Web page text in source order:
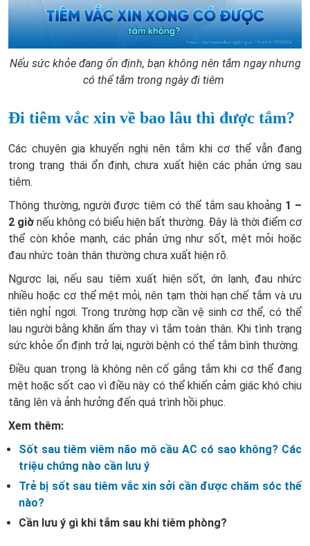
Nếu sức khỏe đang ổn định, bạn không nên tắm ngay nhưng
có thể tắm trong ngày đi tiêm
Đi tiêm vắc xin về bao lâu thì được tắm?
Các chuyên gia khuyến nghị nên tắm khi cơ thể vẫn đang
trong trạng thái ổn định, chưa xuất hiện các phản ứng sau
tiêm.
Thông thường, người được tiêm có thể tắm sau khoảng 1 –
2 giờ nếu không có biểu hiện bất thường. Đây là thời điểm cơ
thể còn khỏe mạnh, các phản ứng như sốt, mệt mỏi hoặc
đau nhức toàn thân thường chưa xuất hiện rõ.
Ngược lại, nếu sau tiêm xuất hiện sốt, ớn lạnh, đau nhức
nhiều hoặc cơ thể mệt mỏi, nên tạm thời hạn chế tắm và ưu
tiên nghỉ ngơi. Trong trường hợp cần vệ sinh cơ thể, có thể
lau người bằng khăn ấm thay vì tắm toàn thân. Khi tình trạng
sức khỏe ổn định trở lại, người bệnh có thể tắm bình thường.
Điều quan trọng là không nên cố gắng tắm khi cơ thể đang
mệt hoặc sốt cao vì điều này có thể khiến cảm giác khó chịu
tăng lên và ảnh hưởng đến quá trình hồi phục.
Xem thêm:
Sốt sau tiêm viêm não mô cầu AC có sao không? Các
triệu chứng nào cần lưu ý
Trẻ bị sốt sau tiêm vắc xin sởi cần được chăm sóc thế
nào?
Cần lưu ý gì khi tắm sau khi tiêm phòng?